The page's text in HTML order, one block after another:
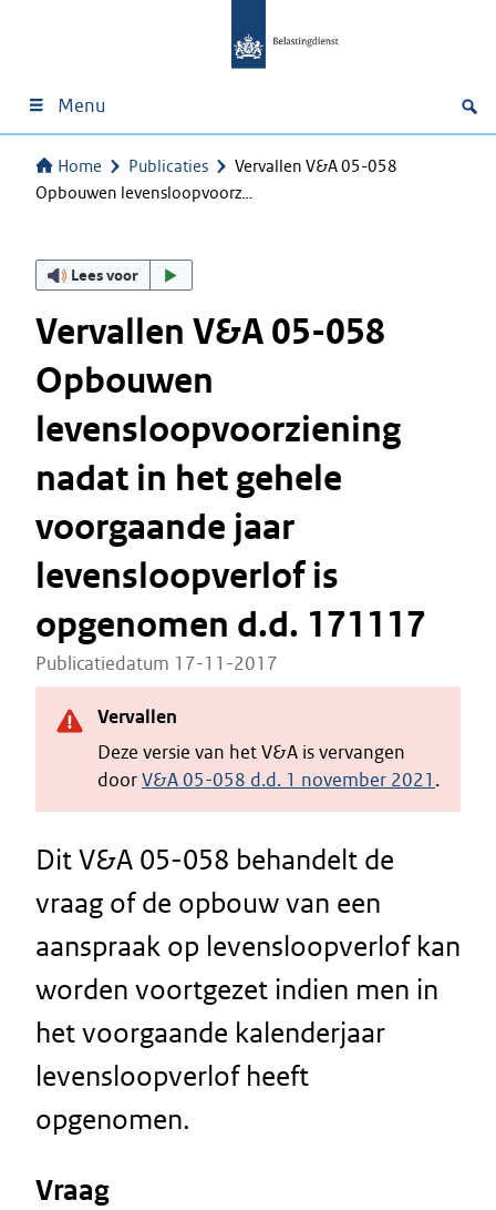
Menu
Home Publicaties
Vervallen V&A 05-058
Opbouwen levensloopvoorz…
Lees voor
Vervallen V&A 05-058
Opbouwen
levensloopvoorziening
nadat in het gehele
voorgaande jaar
levensloopverlof is
opgenomen d.d. 171117
Publicatiedatum 17-11-2017
Vervallen
Deze versie van het V&A is vervangen
doorV&A 05-058 d.d. 1 november 2021 .
Dit V&A 05-058 behandelt de
vraag of de opbouw van een
aanspraak op levensloopverlof kan
worden voortgezet indien men in
het voorgaande kalenderjaar
levensloopverlof heeft
opgenomen.
Vraag